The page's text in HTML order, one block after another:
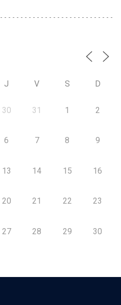
J V S D
30 31 1 2
6 7 8 9
13 14 15 16
20 21 22 23
27 28 29 30